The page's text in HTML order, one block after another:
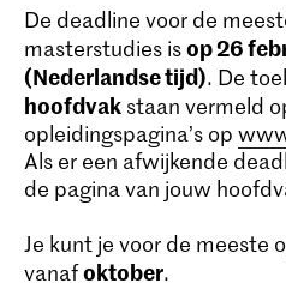
De deadline voor de
masterstudies isop 26
(Nederlandse tijd). De
hoofdvak staan vermeld
opleidingspagina’s op
Als er een afwijkende
de pagina van jouw
Je kunt je voor de meeste
vanafoktober.